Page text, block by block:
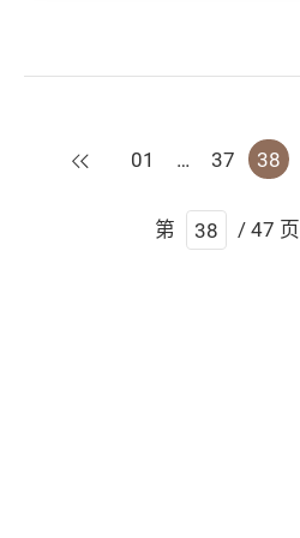
上一页
01 … 37 38
第 / 47 页